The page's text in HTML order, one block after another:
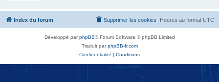
Index du forum Heures au format UTC
Supprimer les cookies
Développé parphpBB® Forum Software © phpBB Limited
Traduit parphpBB-fr.com
Confidentialité | Conditions